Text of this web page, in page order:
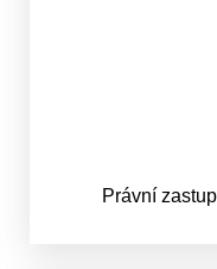
Právní